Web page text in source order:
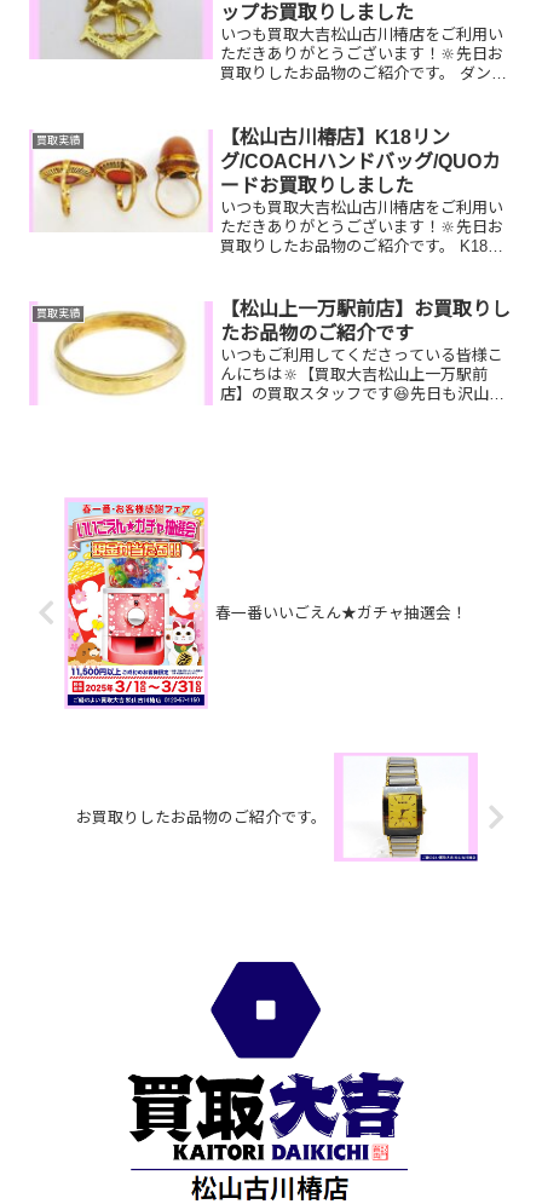
ップお買取りしました
いつも買取大吉松山古川椿店をご利用い
ただきありがとうございます！🔆先日お
買取りしたお品物のご紹介です。 ダンヒ
んか？ぜひ買取大吉松山古川椿店にお査
定させてください...
買取実績
【松山古川椿店】K18リン
グ/COACHハンドバッグ/QUOカ
ードお買取りしました
いつも買取大吉松山古川椿店をご利用い
ただきありがとうございます！🔆先日お
買取りしたお品物のご紹介です。 K18リ
か？ぜひ買取大吉松山古川椿店にお査定
させてください...
買取実績
【松山上一万駅前店】お買取りし
たお品物のご紹介です
いつもご利用してくださっている皆様こ
んにちは🔆【買取大吉松山上一万駅前
店】の買取スタッフです😆先日も沢山の
春一番いいごえん★ガチャ抽選会！
お買取りしたお品物のご紹介です。